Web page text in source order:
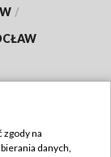
/
zgody na
danych,